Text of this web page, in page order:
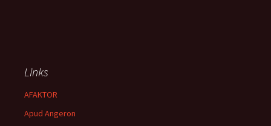
Links
AFAKTOR
Apud Angeron